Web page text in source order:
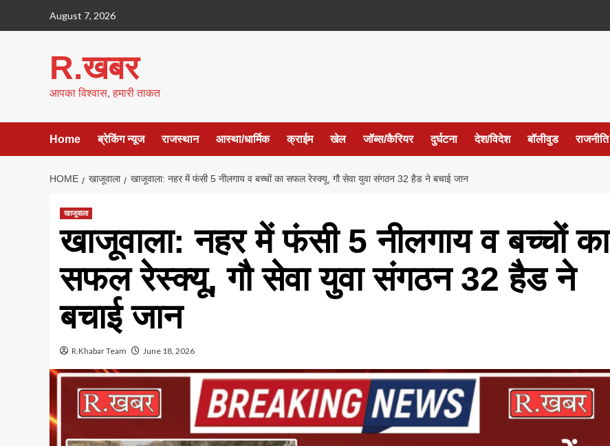
August 7, 2026
R.खबर
आपका विश्वास, हमारी ताकत
Home ब्रेकिंग न्यूज राजस्थान आस्था/धार्मिक क्राईम खेल जॉब्स/कैरियर दुर्घटना देश/विदेश बॉलीवुड राजनीति
HOME खाजूवाला खाजूवाला: नहर में फंसी 5 नीलगाय व बच्चों का सफल रेस्क्यू, गौ सेवा युवा संगठन 32 हैड ने बचाई जान
खाजूवाला
खाजूवाला: नहर में फंसी 5 नीलगाय व बच्चों का
सफल रेस्क्यू, गौ सेवा युवा संगठन 32 हैड ने
बचाई जान
R.Khabar Team June 18, 2026